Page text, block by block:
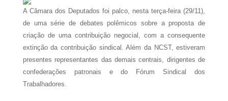
A Câmara dos Deputados foi palco, nesta terça-feira (29/11),
de uma série de debates polêmicos sobre a proposta de
criação de uma contribuição negocial, com a consequente
extinção da contribuição sindical. Além da NCST, estiveram
presentes representantes das demais centrais, dirigentes de
confederações patronais e do Fórum Sindical dos
Trabalhadores.